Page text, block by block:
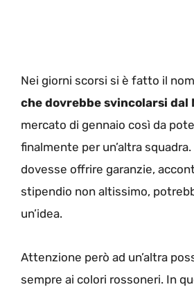
Nei giorni scorsi si è fatto il
che dovrebbe svincolarsi dal
mercato di gennaio così da
finalmente per un’altra
dovesse offrire garanzie,
stipendio non altissimo,
un’idea.
Attenzione però ad un’altra
sempre ai colori rossoneri. In